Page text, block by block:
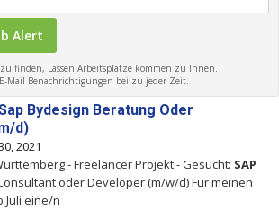
finden, Lassen Arbeitsplätze kommen zu Ihnen.
Mail Benachrichtigungen bei zu jeder Zeit.
Bydesign Beratung Oder
d)
2021
- Freelancer Projekt - Gesucht: SAP
oder Developer (m/w/d) Für meinen
Juli eine/n